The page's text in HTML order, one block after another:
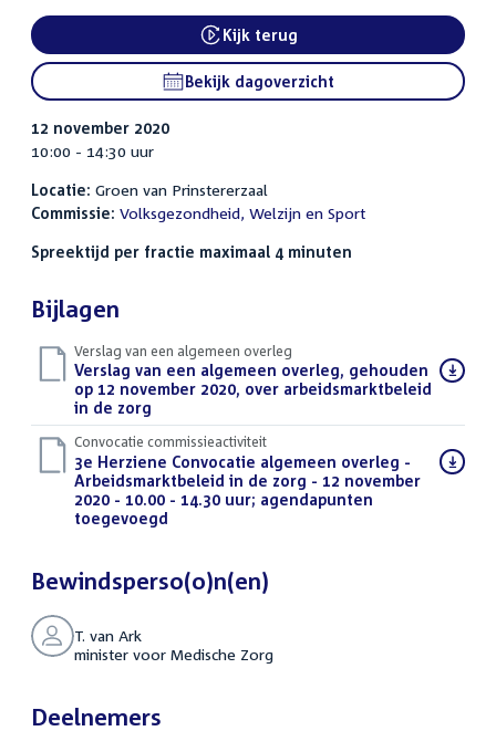
Kijk terug
Bekijk dagoverzicht
12 november 2020
10:00 - 14:30 uur
Locatie: Groen van Prinstererzaal
Commissie: Volksgezondheid, Welzijn en Sport
Spreektijd per fractie maximaal 4 minuten
Bijlagen
Verslag van een algemeen overleg
Download
bestand:
Verslag van een algemeen overleg, gehouden
op 12 november 2020, over arbeidsmarktbeleid
in de zorg
Convocatie commissieactiviteit
Download
bestand:
3e Herziene Convocatie algemeen overleg -
Arbeidsmarktbeleid in de zorg - 12 november
2020 - 10.00 - 14.30 uur; agendapunten
toegevoegd
Bewindsperso(o)n(en)
T. van Ark
minister voor Medische Zorg
Deelnemers